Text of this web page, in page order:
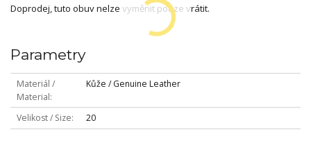
Doprodej, tuto obuv nelze vyměnit pouze vrátit.
Parametry
Materiál /
Material
Kůže / Genuine Leather
Velikost / Size 20